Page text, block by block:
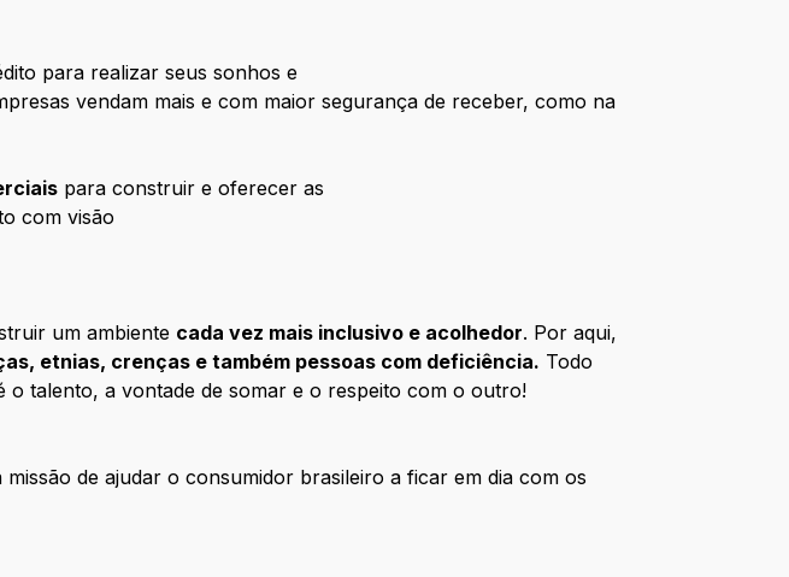
para realizar seus sonhos e
vendam mais e com maior segurança de receber, como na
para construir e oferecer as
com visão
um ambiente cada vez mais inclusivo e acolhedor. Por aqui,
etnias, crenças e também pessoas com deficiência. Todo
talento, a vontade de somar e o respeito com o outro!
missão de ajudar o consumidor brasileiro a ficar em dia com os